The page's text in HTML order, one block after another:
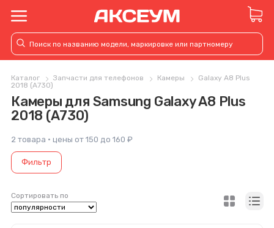
Каталог Запчасти для телефонов Камеры
Galaxy A8 Plus
2018 (A730)
Камеры для Samsung Galaxy A8 Plus
2018 (A730)
2 товара · цены от 150 до 160 ₽
Фильтр
Сортировать по